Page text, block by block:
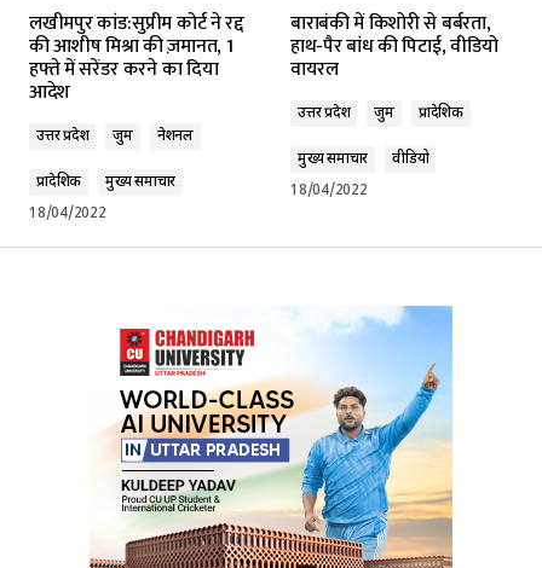
लखीमपुर कांड:सुप्रीम कोर्ट ने रद्द
की आशीष मिश्रा की ज़मानत, 1
हफ्ते में सरेंडर करने का दिया
आदेश
उत्तर प्रदेश जुर्म नेशनल
प्रादेशिक
मुख्य समाचार
18/04/2022
बाराबंकी में किशोरी से बर्बरता,
हाथ-पैर बांध की पिटाई, वीडियो
वायरल
उत्तर प्रदेश जुर्म प्रादेशिक
मुख्य समाचार
वीडियो
18/04/2022